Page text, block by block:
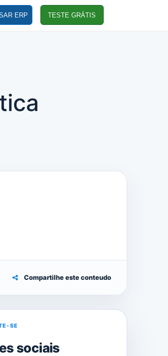
ERP TESTE GRÁTIS
Compartilhe este conteudo
SE
sociais